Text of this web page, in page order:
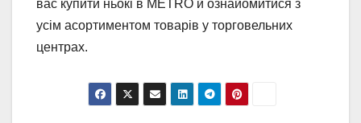
вас купити ньокі в METRO й ознайомитися з
усім асортиментом товарів у торговельних
центрах.